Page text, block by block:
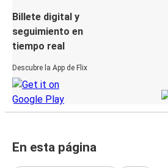
Billete digital y
seguimiento en
tiempo real
Descubre la App de Flix
En esta página